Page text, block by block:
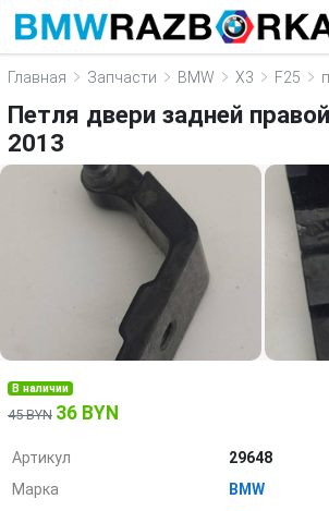
Главная Запчасти BMW X3 F25
Петля двери задней
2013
В наличии
45 BYN 36 BYN
Артикул
29648
Марка
BMW